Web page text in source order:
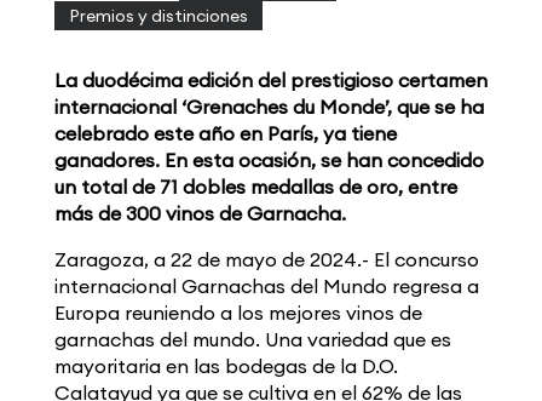
Premios y distinciones
La duodécima edición del prestigioso certamen
internacional ‘Grenaches du Monde’, que se ha
celebrado este año en París, ya tiene
ganadores. En esta ocasión, se han concedido
un total de 71 dobles medallas de oro, entre
más de 300 vinos de Garnacha.
Zaragoza, a 22 de mayo de 2024.- El concurso
internacional Garnachas del Mundo regresa a
Europa reuniendo a los mejores vinos de
garnachas del mundo. Una variedad que es
mayoritaria en las bodegas de la D.O.
Calatayud ya que se cultiva en el 62% de las